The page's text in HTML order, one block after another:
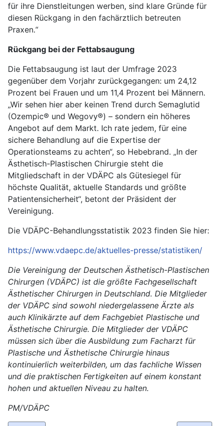
für ihre Dienstleitungen werben, sind klare Gründe für
diesen Rückgang in den fachärztlich betreuten
Praxen.“
Rückgang bei der Fettabsaugung
Die Fettabsaugung ist laut der Umfrage 2023
gegenüber dem Vorjahr zurückgegangen: um 24,12
Prozent bei Frauen und um 11,4 Prozent bei Männern.
„Wir sehen hier aber keinen Trend durch Semaglutid
(Ozempic® und Wegovy®) – sondern ein höheres
Angebot auf dem Markt. Ich rate jedem, für eine
sichere Behandlung auf die Expertise der
Operationsteams zu achten“, so Hebebrand. „In der
Ästhetisch-Plastischen Chirurgie steht die
Mitgliedschaft in der VDÄPC als Gütesiegel für
höchste Qualität, aktuelle Standards und größte
Patientensicherheit“, betont der Präsident der
Vereinigung.
Die VDÄPC-Behandlungsstatistik 2023 finden Sie hier:
https://www.vdaepc.de/aktuelles-presse/statistiken/
Die Vereinigung der Deutschen Ästhetisch-Plastischen
Chirurgen (VDÄPC) ist die größte Fachgesellschaft
Ästhetischer Chirurgen in Deutschland. Die Mitglieder
der VDÄPC sind sowohl niedergelassene Ärzte als
auch Klinikärzte auf dem Fachgebiet Plastische und
Ästhetische Chirurgie. Die Mitglieder der VDÄPC
müssen sich über die Ausbildung zum Facharzt für
Plastische und Ästhetische Chirurgie hinaus
kontinuierlich weiterbilden, um das fachliche Wissen
und die praktischen Fertigkeiten auf einem konstant
hohen und aktuellen Niveau zu halten.
PM/VDÄPC